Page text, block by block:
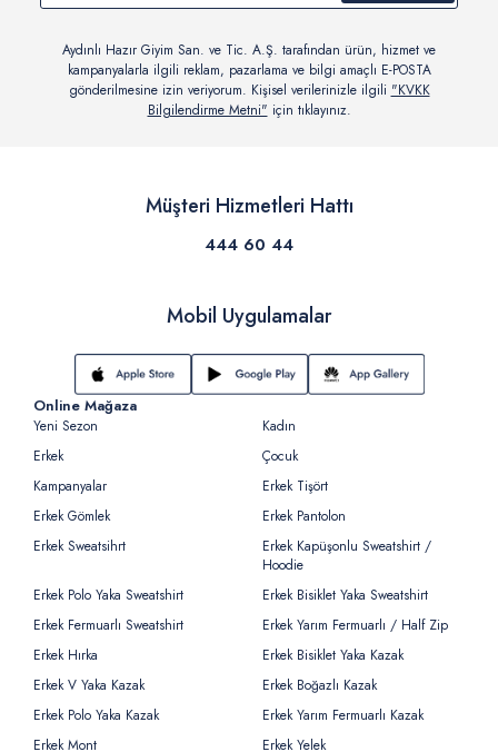
Aydınlı Hazır Giyim San. ve Tic. A.Ş. tarafından ürün, hizmet ve
kampanyalarla ilgili reklam, pazarlama ve bilgi amaçlı E-POSTA
gönderilmesine izin veriyorum. Kişisel verilerinizle ilgili "KVKK
Bilgilendirme Metni" için tıklayınız.
Müşteri Hizmetleri Hattı
444 60 44
Mobil Uygulamalar
Online Mağaza
Yeni Sezon
Kadın
Erkek
Çocuk
Kampanyalar
Erkek Tişört
Erkek Gömlek
Erkek Pantolon
Erkek Sweatsihrt
Erkek Kapüşonlu Sweatshirt /
Hoodie
Erkek Polo Yaka Sweatshirt
Erkek Bisiklet Yaka Sweatshirt
Erkek Fermuarlı Sweatshirt
Erkek Yarım Fermuarlı / Half Zip
Erkek Hırka
Erkek Bisiklet Yaka Kazak
Erkek V Yaka Kazak
Erkek Boğazlı Kazak
Erkek Polo Yaka Kazak
Erkek Yarım Fermuarlı Kazak
Erkek Mont
Erkek Yelek